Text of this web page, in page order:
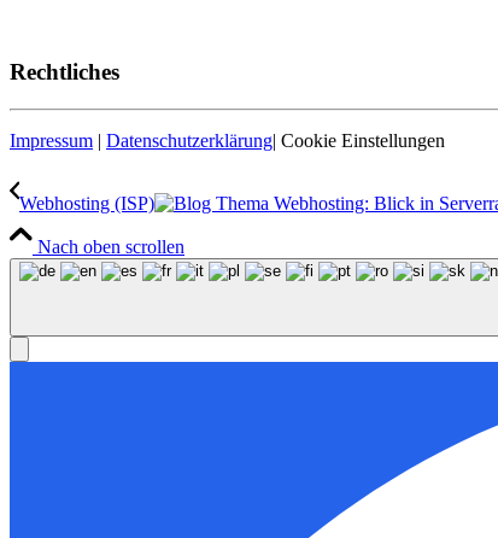
Rechtliches
Impressum | Datenschutzerklärung| Cookie Einstellungen
Webhosting (ISP)
Nach oben scrollen